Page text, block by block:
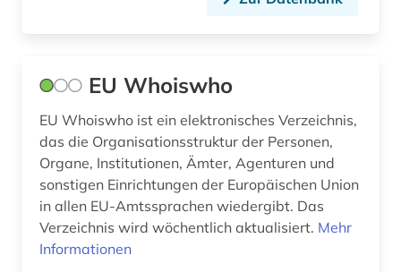
finnland (1)
firma (38)
firmen (2)
firmenadresse (1)
EU Whoiswho
EU Whoiswho ist ein elektronisches Verzeichnis,
das die Organisationsstruktur der Personen,
Organe, Institutionen, Ämter, Agenturen und
sonstigen Einrichtungen der Europäischen Union
in allen EU-Amtssprachen wiedergibt. Das
Verzeichnis wird wöchentlich aktualisiert. Mehr
Informationen